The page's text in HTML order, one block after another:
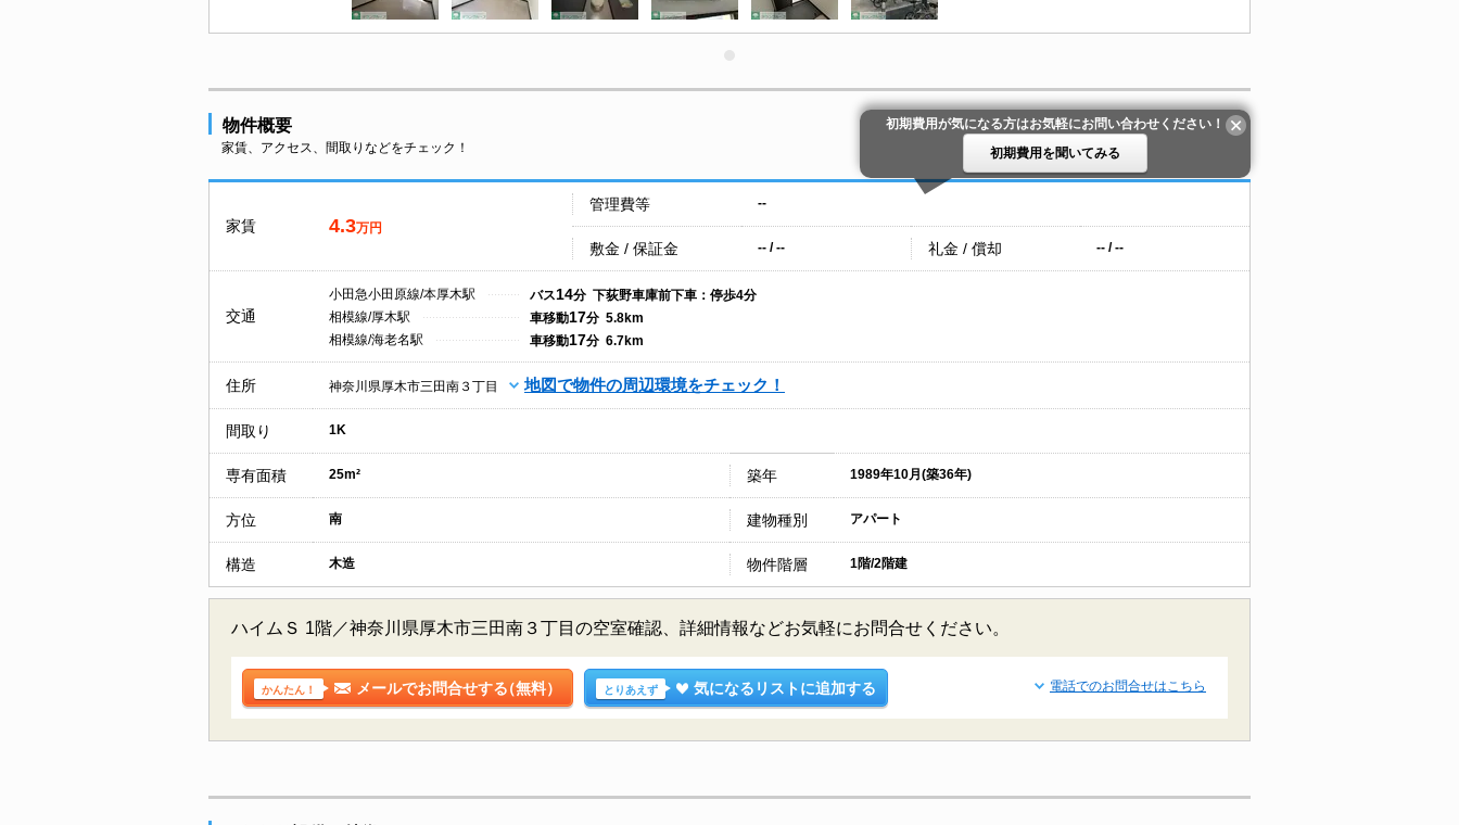
物件概要
家賃、アクセス、間取りなどをチェック！
初期費用が気になる方はお気軽にお問い合わせください！
初期費用を聞いてみる
家賃 4.3万円
管理費等 --
敷金 / 保証金 -- / -- 礼金 / 償却 -- / --
交通
小田急小田原線/本厚木駅 バス14分 下荻野車庫前下車：停歩4分
相模線/厚木駅
車移動17分 5.8km
相模線/海老名駅
車移動17分 6.7km
住所 神奈川県厚木市三田南３丁目 地図で物件の周辺環境をチェック！
間取り 1K
専有面積 25m² 築年 1989年10月(築36年)
方位 南 建物種別 アパート
構造 木造 物件階層 1階/2階建
ハイムＳ 1階／神奈川県厚木市三田南３丁目の空室確認、詳細情報などお気軽にお問合せください。
かんたん！ メールでお問合せする（無料） とりあえず 気になるリストに追加する 電話でのお問合せはこちら